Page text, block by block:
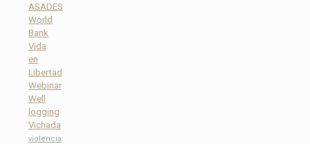
ASADES
World
Bank
Vida
en
Libertad
Webinar
Well
logging
Vichada
violencia